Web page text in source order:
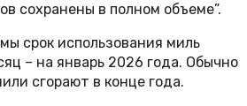
сохранены в полном объеме”.
срок использования миль
– на январь 2026 года. Обычно
сгорают в конце года.